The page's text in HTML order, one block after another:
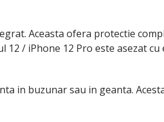
Aceasta ofera protectie
/ iPhone 12 Pro este asezat cu
in buzunar sau in geanta.